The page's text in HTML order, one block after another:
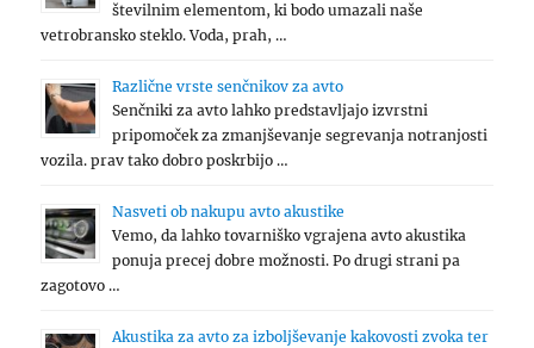
številnim elementom, ki bodo umazali naše
vetrobransko steklo. Voda, prah, …
Različne vrste senčnikov za avto
Senčniki za avto lahko predstavljajo izvrstni
pripomoček za zmanjševanje segrevanja notranjosti
vozila. prav tako dobro poskrbijo …
Nasveti ob nakupu avto akustike
Vemo, da lahko tovarniško vgrajena avto akustika
ponuja precej dobre možnosti. Po drugi strani pa
zagotovo …
Akustika za avto za izboljševanje kakovosti zvoka ter